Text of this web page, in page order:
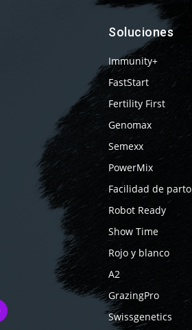
Soluciones
Immunity+
FastStart
Fertility First
Genomax
Semexx
PowerMix
Facilidad de parto
Robot Ready
Show Time
Rojo y blanco
A2
GrazingPro
Swissgenetics